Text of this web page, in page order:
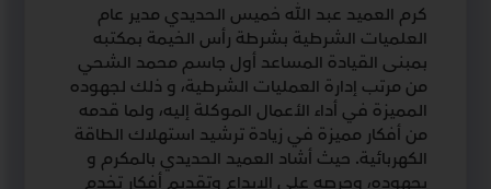
كرم العميد عبد الله خميس الحديدي مدير عام
العلميات الشرطية بشرطة رأس الخيمة بمكتبه
بمبنى القيادة المساعد أول جاسم محمد الشحي
من مرتب إدارة العمليات الشرطية، و ذلك لجهوده
المميزة في أداء الأعمال الموكلة إليه، ولما قدمه
من أفكار مميزة في زيادة ترشيد استهلاك الطاقة
الكهربائية. حيث أشاد العميد الحديدي بالمكرم و
بجهوده، وحرصه على الإبداع وتقديم أفكار تخدم